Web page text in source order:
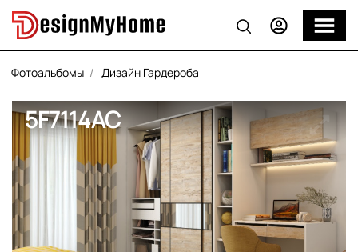
Фотоальбомы Дизайн Гардероба
5F7114AC